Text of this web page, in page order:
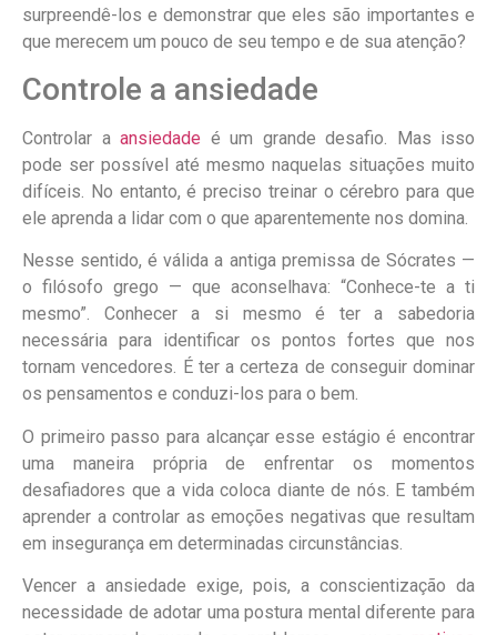
surpreendê-los e demonstrar que eles são importantes e
que merecem um pouco de seu tempo e de sua atenção?
Controle a ansiedade
Controlar a ansiedade é um grande desafio. Mas isso
pode ser possível até mesmo naquelas situações muito
difíceis. No entanto, é preciso treinar o cérebro para que
ele aprenda a lidar com o que aparentemente nos domina.
Nesse sentido, é válida a antiga premissa de Sócrates —
o filósofo grego — que aconselhava: “Conhece-te a ti
mesmo”. Conhecer a si mesmo é ter a sabedoria
necessária para identificar os pontos fortes que nos
tornam vencedores. É ter a certeza de conseguir dominar
os pensamentos e conduzi-los para o bem.
O primeiro passo para alcançar esse estágio é encontrar
uma maneira própria de enfrentar os momentos
desafiadores que a vida coloca diante de nós. E também
aprender a controlar as emoções negativas que resultam
em insegurança em determinadas circunstâncias.
Vencer a ansiedade exige, pois, a conscientização da
necessidade de adotar uma postura mental diferente para